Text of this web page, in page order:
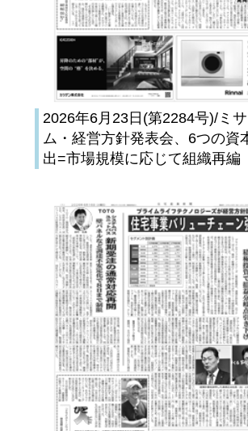
2026年6月23日(第2284号)/ミ
ム・経営方針発表会、6つの資
出=市場規模に応じて組織再編